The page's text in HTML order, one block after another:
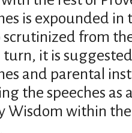
is expounded in
scrutinized from
it is
and parental
the speeches as
Wisdom within